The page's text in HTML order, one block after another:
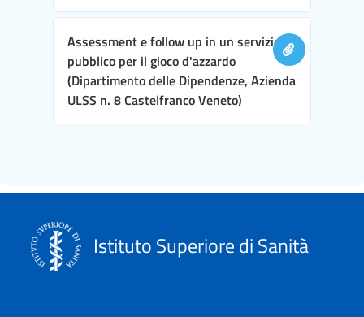
Assessment e follow up in un servizio
pubblico per il gioco d'azzardo
(Dipartimento delle Dipendenze, Azienda
ULSS n. 8 Castelfranco Veneto)
Istituto Superiore di Sanità